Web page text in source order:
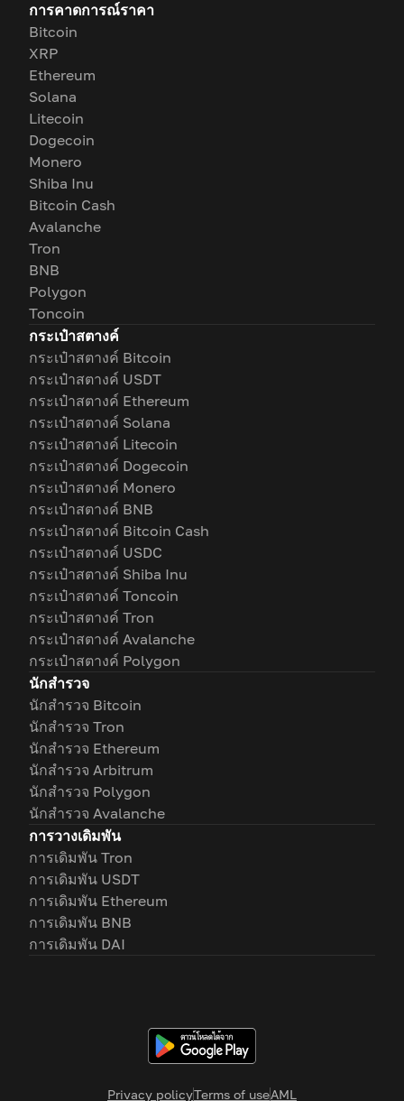
Privacy policyTerms of useAML
การคาดการณ์ราคา
Bitcoin
XRP
Ethereum
Solana
Litecoin
Dogecoin
Monero
Shiba Inu
Bitcoin Cash
Avalanche
Tron
BNB
Polygon
Toncoin
กระเป๋าสตางค์
กระเป๋าสตางค์ Bitcoin
กระเป๋าสตางค์ USDT
กระเป๋าสตางค์ Ethereum
กระเป๋าสตางค์ Solana
กระเป๋าสตางค์ Litecoin
กระเป๋าสตางค์ Dogecoin
กระเป๋าสตางค์ Monero
กระเป๋าสตางค์ BNB
กระเป๋าสตางค์ Bitcoin Cash
กระเป๋าสตางค์ USDC
กระเป๋าสตางค์ Shiba Inu
กระเป๋าสตางค์ Toncoin
กระเป๋าสตางค์ Tron
กระเป๋าสตางค์ Avalanche
กระเป๋าสตางค์ Polygon
นักสำรวจ
นักสำรวจ Bitcoin
นักสำรวจ Tron
นักสำรวจ Ethereum
นักสำรวจ Arbitrum
นักสำรวจ Polygon
นักสำรวจ Avalanche
การวางเดิมพัน
การเดิมพัน Tron
การเดิมพัน USDT
การเดิมพัน Ethereum
การเดิมพัน BNB
การเดิมพัน DAI